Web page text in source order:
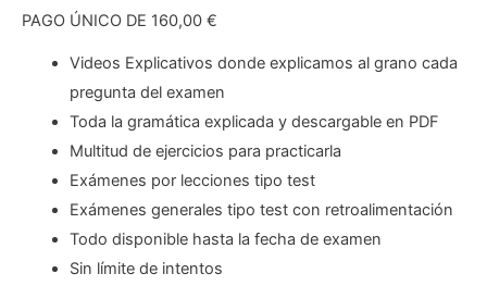
PAGO ÚNICO DE 160,00 €
Videos Explicativos donde explicamos al grano cada
pregunta del examen
Toda la gramática explicada y descargable en PDF
Multitud de ejercicios para practicarla
Exámenes por lecciones tipo test
Exámenes generales tipo test con retroalimentación
Todo disponible hasta la fecha de examen
Sin límite de intentos